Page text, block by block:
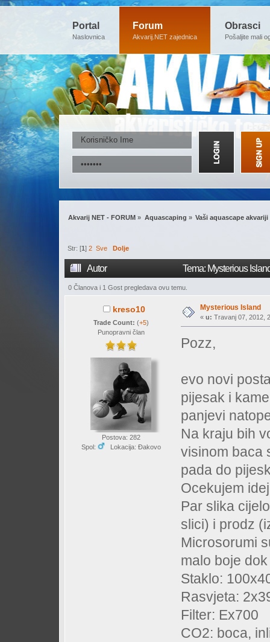
Portal
Naslovnica
Forum
Akvarij.NET zajednica
Obrasci
Pošaljite mali
Akvarij NET - FORUM » Aquascaping » Vaši aquascape akvariji
Str: [1]2 Sve Dolje
Autor Tema: Mysterious
0 Članova i 1 Gost pregledava ovu temu.
kreso10
Trade Count: (+5)
Punopravni član
Postova: 282
Spol:
Lokacija: Đakovo
Mysterious Island
« u: Travanj 07, 2012,
Pozz,
evo novi
pijesak i
panjevi
Na kraju bih
visinom baca
pada do
Ocekujem
Par slika
slici) i prodz
Microsorumi
malo boje
Staklo:
Rasvjeta:
Filter: Ex700
CO2: boca,